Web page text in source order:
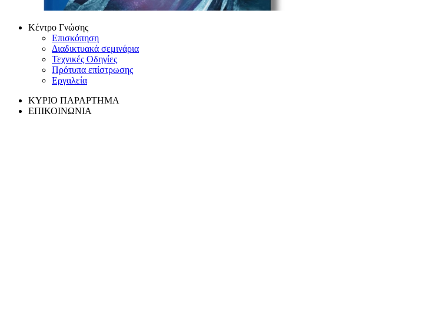
Κέντρο Γνώσης
Επισκόπηση
Διαδικτυακά σεμινάρια
Τεχνικές Οδηγίες
Πρότυπα επίστρωσης
Εργαλεία
ΚΥΡΙΟ ΠΑΡΑΡΤΗΜΑ
ΕΠΙΚΟΙΝΩΝΙΑ